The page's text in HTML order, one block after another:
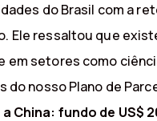
do Brasil com a
Ele ressaltou que
em setores como
do nosso Plano de
China: fundo de US$